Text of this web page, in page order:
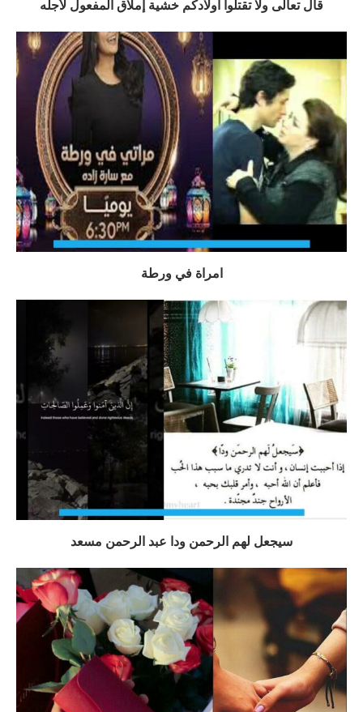
قال تعالى ولا تقتلوا أولادكم خشية إملاق المفعول لأجله
امراة في ورطة
سيجعل لهم الرحمن ودا عبد الرحمن مسعد